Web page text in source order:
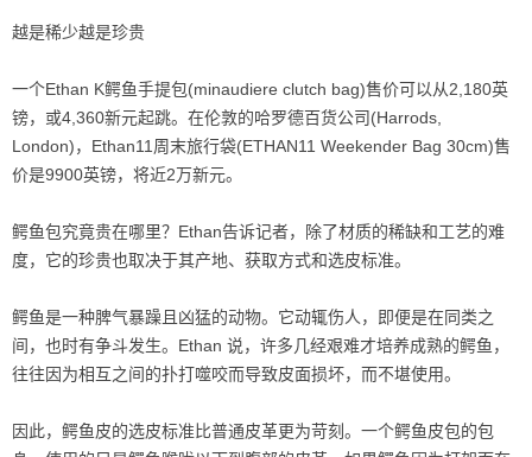
越是稀少越是珍贵
一个Ethan K鳄鱼手提包(minaudiere clutch bag)售价可以从2,180英
镑，或4,360新元起跳。在伦敦的哈罗德百货公司(Harrods,
London)，Ethan11周末旅行袋(ETHAN11 Weekender Bag 30cm)售
价是9900英镑，将近2万新元。
鳄鱼包究竟贵在哪里？Ethan告诉记者，除了材质的稀缺和工艺的难
度，它的珍贵也取决于其产地、获取方式和选皮标准。
鳄鱼是一种脾气暴躁且凶猛的动物。它动辄伤人，即便是在同类之
间，也时有争斗发生。Ethan 说，许多几经艰难才培养成熟的鳄鱼，
往往因为相互之间的扑打噬咬而导致皮面损坏，而不堪使用。
因此，鳄鱼皮的选皮标准比普通皮革更为苛刻。一个鳄鱼皮包的包